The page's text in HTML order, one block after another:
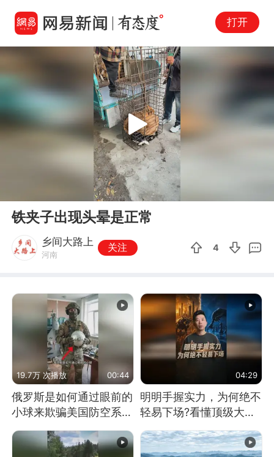
打开
Play
铁夹子出现头晕是正常
乡间大路上
河南
关注 4
19.7万 次播放 00:44
俄罗斯是如何通过眼前的
小球来欺骗美国防空系统
的
04:29
明明手握实力，为何绝不
轻易下场?看懂顶级大国
谋略